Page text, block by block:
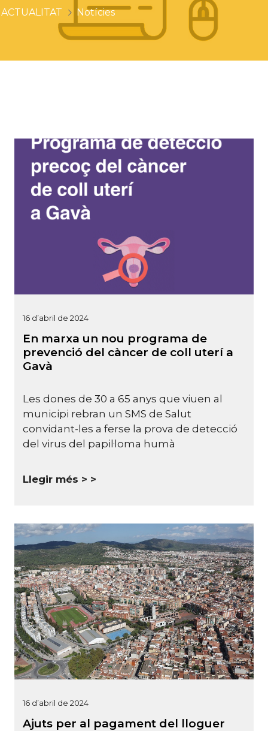
ACTUALITAT Notícies
16 d’abril de 2024
En marxa un nou programa de
prevenció del càncer de coll uterí a
Gavà
Les dones de 30 a 65 anys que viuen al
municipi rebran un SMS de Salut
convidant-les a ferse la prova de detecció
del virus del papil·loma humà
Llegir més >
16 d’abril de 2024
Ajuts per al pagament del lloguer